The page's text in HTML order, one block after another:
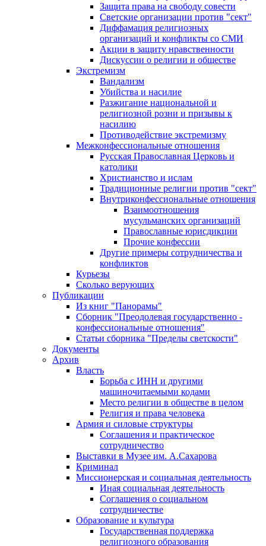
Защита права на свободу совести
Светские организации против "сект"
Диффамация религиозных
организаций и конфликты со СМИ
Акции в защиту нравственности
Дискуссии о религии и обществе
Экстремизм
Вандализм
Убийства и насилие
Разжигание национальной и
религиозной розни и призывы к
насилию
Противодействие экстремизму
Межконфессиональные отношения
Русская Православная Церковь и
католики
Христианство и ислам
Традиционные религии против "сект"
Внутриконфессиональные отношения
Взаимоотношения
мусульманских организаций
Православные юрисдикции
Прочие конфессии
Другие примеры сотрудничества и
конфликтов
Курьезы
Сколько верующих
Публикации
Из книг "Панорамы"
Сборник "Преодолевая государственно -
конфессиональные отношения"
Статьи сборника "Пределы светскости"
Документы
Архив
Власть
Борьба с ИНН и другими
машиночитаемыми кодами
Место религии в обществе в целом
Религия и права человека
Армия и силовые структуры
Соглашения и практическое
сотрудничество
Выставки в Музее им. А.Сахарова
Криминал
Миссионерская и социальная деятельность
Иная социальная деятельность
Соглашения о социальном
сотрудничестве
Образование и культура
Государственная поддержка
религиозного образования